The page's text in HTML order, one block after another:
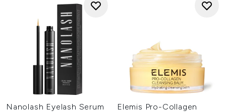
Nanolash Eyelash Serum
Elemis Pro-Collagen